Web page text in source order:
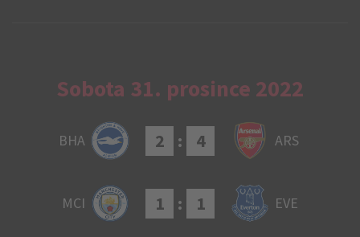
Sobota 31. prosince 2022
BHA 2 : 4 ARS
MCI 1 : 1 EVE